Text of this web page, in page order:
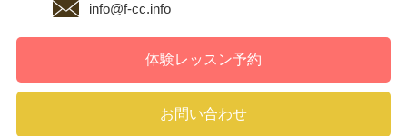
info@f-cc.info
体験レッスン予約
お問い合わせ